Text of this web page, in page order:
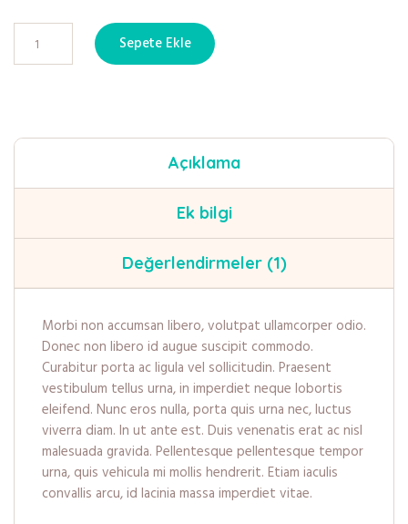
Sepete Ekle
Açıklama
Ek bilgi
Değerlendirmeler (1)
Morbi non accumsan libero, volutpat ullamcorper odio.
Donec non libero id augue suscipit commodo.
Curabitur porta ac ligula vel sollicitudin. Praesent
vestibulum tellus urna, in imperdiet neque lobortis
eleifend. Nunc eros nulla, porta quis urna nec, luctus
viverra diam. In ut ante est. Duis venenatis erat ac nisl
malesuada gravida. Pellentesque pellentesque tempor
urna, quis vehicula mi mollis hendrerit. Etiam iaculis
convallis arcu, id lacinia massa imperdiet vitae.